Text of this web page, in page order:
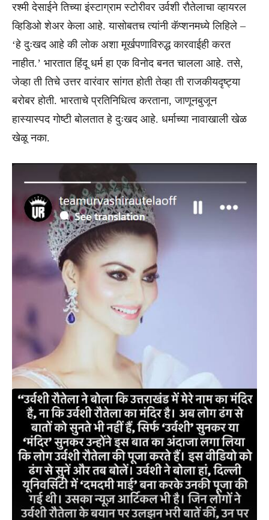
रश्मी देसाईने तिच्या इंस्टाग्राम स्टोरीवर उर्वशी रौतेलाचा व्हायरल
व्हिडिओ शेअर केला आहे. यासोबतच त्यांनी कॅप्शनमध्ये लिहिले –
‘हे दुःखद आहे की लोक अशा मूर्खपणाविरुद्ध कारवाईही करत
नाहीत.’ भारतात हिंदू धर्म हा एक विनोद बनत चालला आहे. तसे,
जेव्हा ती तिचे उत्तर वारंवार सांगत होती तेव्हा ती राजकीयदृष्ट्या
बरोबर होती. भारताचे प्रतिनिधित्व करताना, जाणूनबुजून
हास्यास्पद गोष्टी बोलतात हे दुःखद आहे. धर्माच्या नावाखाली खेळ
खेळू नका.